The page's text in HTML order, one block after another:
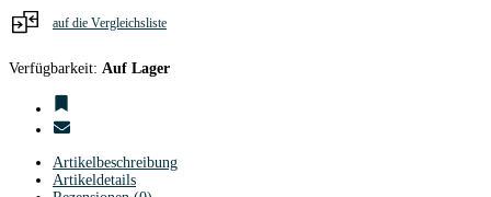
auf die Vergleichsliste
Verfügbarkeit: Auf Lager
Artikelbeschreibung
Artikeldetails